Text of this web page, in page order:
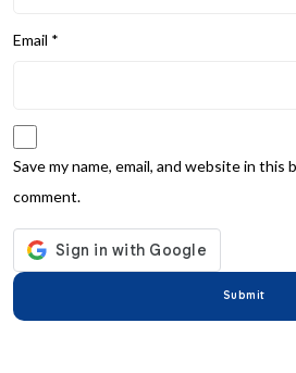
Email *
Save my name, email, and website in
comment.